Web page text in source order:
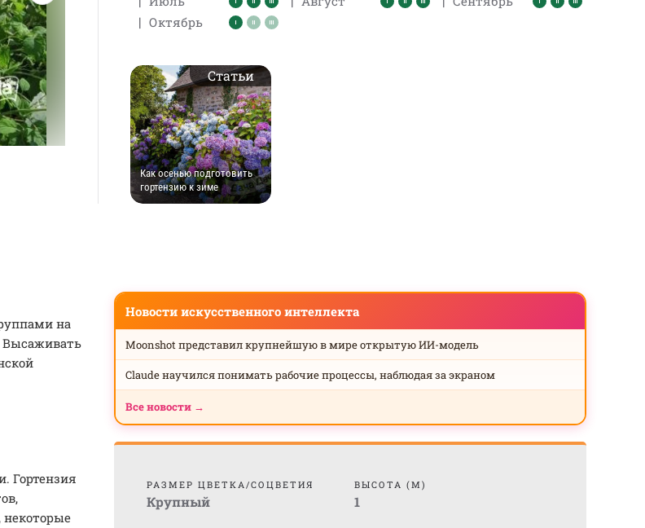
| Октябрь
Как осенью подготовить
гортензию к зиме
Статьи
на
Высаживать
Гортензия
некоторые
Новости искусственного интеллекта
Moonshot представил крупнейшую в мире открытую ИИ-модель
Claude научился понимать рабочие процессы, наблюдая за экраном
Все новости →
РАЗМЕР ЦВЕТКА/СОЦВЕТИЯ
Крупный
ВЫСОТА (М)
1